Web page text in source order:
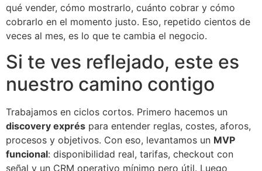
qué vender, cómo mostrarlo, cuánto cobrar y cómo
cobrarlo en el momento justo. Eso, repetido cientos de
veces al mes, es lo que te cambia el negocio.
Si te ves reflejado, este es
nuestro camino contigo
Trabajamos en ciclos cortos. Primero hacemos un
discovery exprés para entender reglas, costes, aforos,
procesos y objetivos. Con eso, levantamos un MVP
funcional: disponibilidad real, tarifas, checkout con
señal y un CRM operativo mínimo pero útil. Luego